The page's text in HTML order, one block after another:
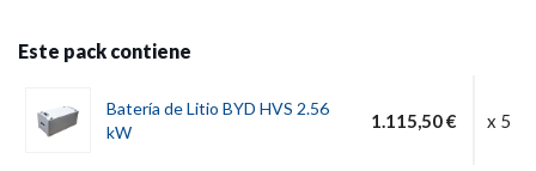
Este pack contiene
Batería de Litio BYD HVS 2.56
kW
1.115,50 € x 5